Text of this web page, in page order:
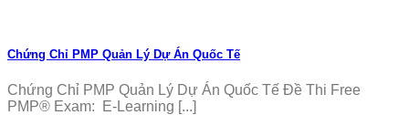
Chứng Chỉ PMP Quản Lý Dự Án Quốc Tế
Chứng Chỉ PMP Quản Lý Dự Án Quốc Tế Đề Thi Free
PMP® Exam: E-Learning [...]